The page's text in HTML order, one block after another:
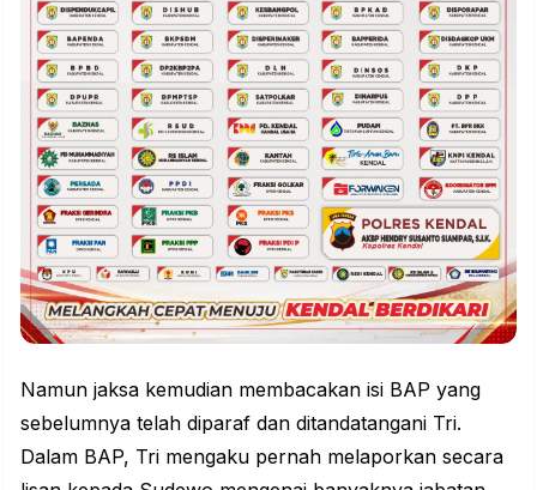
Namun jaksa kemudian membacakan isi BAP yang
sebelumnya telah diparaf dan ditandatangani Tri.
Dalam BAP, Tri mengaku pernah melaporkan secara